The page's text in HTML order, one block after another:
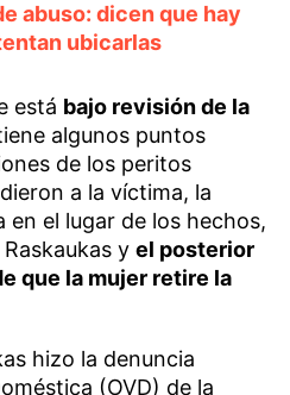
abuso: dicen que hay
ubicarlas
está bajo revisión de la
algunos puntos
de los peritos
a la víctima, la
en el lugar de los hechos,
y el posterior
que la mujer retire la
hizo la denuncia
(OVD) de la